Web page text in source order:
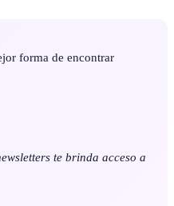
forma de encontrar
te brinda acceso a